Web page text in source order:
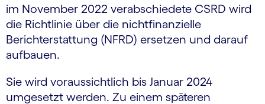
im November 2022 verabschiedete CSRD wird
die Richtlinie über die nichtfinanzielle
Berichterstattung (NFRD) ersetzen und darauf
aufbauen.
Sie wird voraussichtlich bis Januar 2024
umgesetzt werden. Zu einem späteren